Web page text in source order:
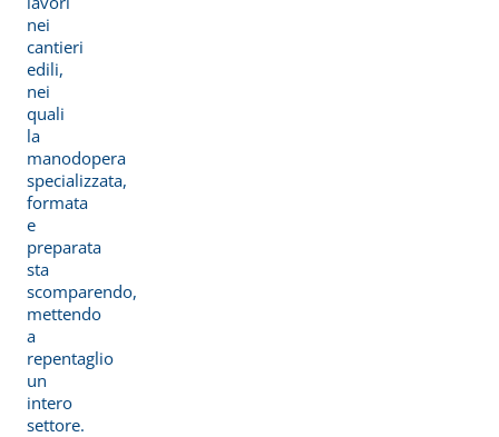
nei
cantieri
edili,
nei
quali
la
manodopera
specializzata,
formata
e
preparata
sta
scomparendo,
mettendo
a
repentaglio
un
intero
settore.